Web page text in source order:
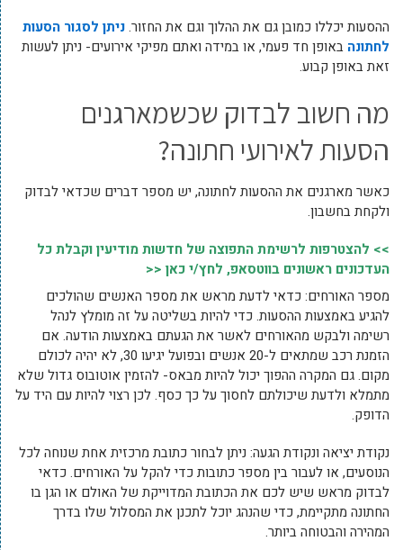
ההסעות יכללו כמובן גם את ההלוך וגם את החזור.ניתן לסגור הסעות
לחתונה באופן חד פעמי, או במידה ואתם מפיקי אירועים- ניתן לעשות
זאת באופן קבוע.
מה חשוב לבדוק שכשמארגנים
הסעות לאירועי חתונה?
כאשר מארגנים את ההסעות לחתונה, יש מספר דברים שכדאי לבדוק
ולקחת בחשבון.
>> להצטרפות לרשימת התפוצה של חדשות מודיעין וקבלת כל
העדכונים ראשונים בווטסאפ, לחץ/י כאן <<
מספר האורחים: כדאי לדעת מראש את מספר האנשים שהולכים
להגיע באמצעות ההסעות. כדי להיות בשליטה על זה מומלץ לנהל
רשימה ולבקש מהאורחים לאשר את הגעתם באמצעות הודעה. אם
הזמנת רכב שמתאים ל-20 אנשים ובפועל יגיעו 30, לא יהיה לכולם
מקום. גם המקרה ההפוך יכול להיות מבאס- להזמין אוטובוס גדול שלא
מתמלא ולדעת שיכולתם לחסוך על כך כסף. לכן רצוי להיות עם היד על
הדופק.
נקודת יציאה ונקודת הגעה: ניתן לבחור כתובת מרכזית אחת שנוחה לכל
הנוסעים, או לעבור בין מספר כתובות כדי להקל על האורחים. כדאי
לבדוק מראש שיש לכם את הכתובת המדוייקת של האולם או הגן בו
החתונה מתקיימת, כדי שהנהג יוכל לתכנן את המסלול שלו בדרך
המהירה והבטוחה ביותר.